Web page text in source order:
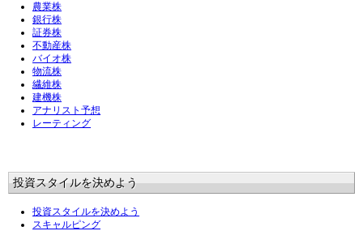
農業株
銀行株
証券株
不動産株
バイオ株
物流株
繊維株
建機株
アナリスト予想
レーティング
投資スタイルを決めよう
投資スタイルを決めよう
スキャルピング